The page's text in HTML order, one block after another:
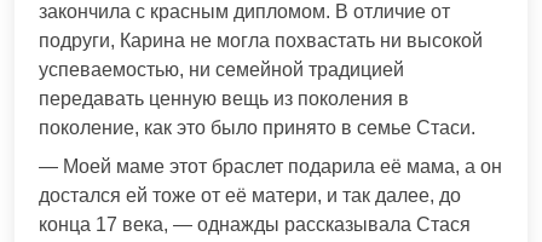
закончила с красным дипломом. В отличие от
подруги, Карина не могла похвастать ни высокой
успеваемостью, ни семейной традицией
передавать ценную вещь из поколения в
поколение, как это было принято в семье Стаси.
— Моей маме этот браслет подарила её мама, а он
достался ей тоже от её матери, и так далее, до
конца 17 века, — однажды рассказывала Стася